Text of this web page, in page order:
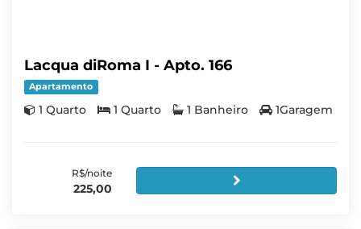
Lacqua diRoma I - Apto. 166
Apartamento
1 Quarto 1 Quarto 1 Banheiro 1Garagem
R$/noite
225,00